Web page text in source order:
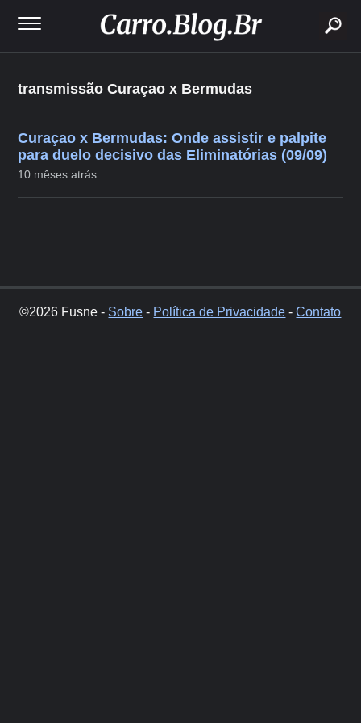
transmissão Curaçao x Bermudas
Curaçao x Bermudas: Onde assistir e palpite
para duelo decisivo das Eliminatórias (09/09)
10 mêses atrás
©2026 Fusne - Sobre - Política de Privacidade -Contato